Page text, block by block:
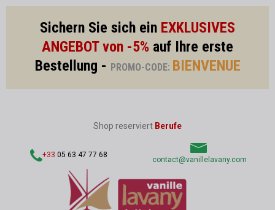
Sichern Sie sich ein EXKLUSIVES
ANGEBOT von -5% auf Ihre erste
Bestellung - PROMO-CODE: BIENVENUE
Shop reserviert Berufe
+33 05 63 47 77 68
contact@vanillelavany.com